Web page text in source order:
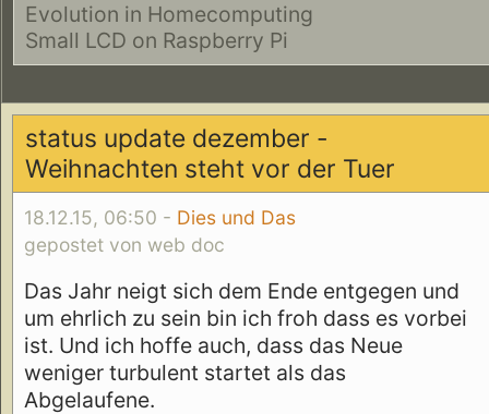
Evolution in Homecomputing
Small LCD on Raspberry Pi
status update dezember -
Weihnachten steht vor der Tuer
18.12.15, 06:50 - Dies und Das
gepostet von web doc
Das Jahr neigt sich dem Ende entgegen und
um ehrlich zu sein bin ich froh dass es vorbei
ist. Und ich hoffe auch, dass das Neue
weniger turbulent startet als das
Abgelaufene.